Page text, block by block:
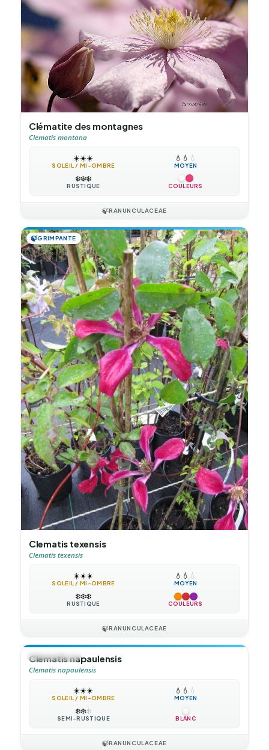
Clématite des montagnes
Clematis montana
☀️☀️☀️
SOLEIL / MI-OMBRE
💧 💧 💧
MOYEN
❄️❄️❄️
RUSTIQUE COULEURS
🍃RANUNCULACEAE
🍃GRIMPANTE
Clematis texensis
Clematis texensis
☀️☀️☀️
SOLEIL / MI-OMBRE
💧 💧 💧
MOYEN
❄️❄️❄️
RUSTIQUE COULEURS
🍃RANUNCULACEAE
🍃GRIMPANTE
Clematis napaulensis
Clematis napaulensis
☀️☀️☀️
SOLEIL / MI-OMBRE
💧 💧 💧
MOYEN
❄️❄️❄️
SEMI-RUSTIQUE BLANC
🍃RANUNCULACEAE